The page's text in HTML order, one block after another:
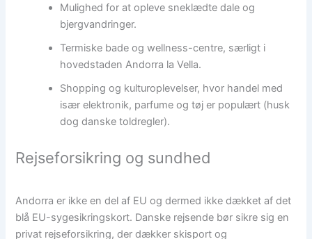
Mulighed for at opleve sneklædte dale og
bjergvandringer.
Termiske bade og wellness-centre, særligt i
hovedstaden Andorra la Vella.
Shopping og kulturoplevelser, hvor handel med
især elektronik, parfume og tøj er populært (husk
dog danske toldregler).
Rejseforsikring og sundhed
Andorra er ikke en del af EU og dermed ikke dækket af det
blå EU-sygesikringskort. Danske rejsende bør sikre sig en
privat rejseforsikring, der dækker skisport og